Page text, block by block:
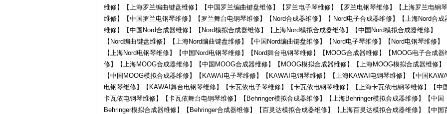
维修】【上海罗兰编曲键盘维修】【中国罗兰编曲键盘维修】【罗兰电子琴维修】【罗兰电钢琴维修】【上海罗兰电钢琴
维修】【中国罗兰电钢琴维修】【罗兰舞台电钢琴维修】【Nord合成器维修】【 Nord电子合成器维修】【上海Nord合成
维修】【中国Nord合成器维修】【Nord模拟合成器维修】【上海Nord模拟合成器维修】【中国Nord模拟合成器维修】
【Nord编曲键盘维修】【上海Nord编曲键盘维修】【中国Nord编曲键盘维修】【Nord电子琴维修】【Nord电钢琴维修】
【上海Nord电钢琴维修】【中国Nord电钢琴维修】【Nord舞台电钢琴维修】【MOOG合成器维修】【MOOG电子合成器
修】【上海MOOG合成器维修】【中国MOOG合成器维修】【MOOG模拟合成器维修】【上海MOOG模拟合成器维修】
【中国MOOG模拟合成器维修】【KAWAI电子琴维修】【KAWAI电钢琴维修】【上海KAWAI电钢琴维修】【中国
电钢琴维修】【KAWAI舞台电钢琴维修】【卡瓦依电子琴维修】【卡瓦依电钢琴维修】【上海卡瓦依电钢琴维修】【中
卡瓦依电钢琴维修】【卡瓦依舞台电钢琴维修】【Behringer模拟合成器维修】【上海Behringer模拟合成器维修】【中国
Behringer模拟合成器维修】【Behringer合成器维修】【百灵达模拟合成器维修】【上海百灵达模拟合成器维修】【中国